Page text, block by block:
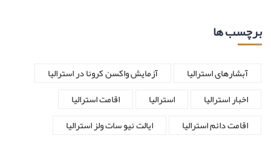
برچسب ها
آبشارهای استرالیا
آزمایش واکسن کرونا در استرالیا
اخبار استرالیا
استرالیا
اقامت استرالیا
اقامت دائم استرالیا
ایالت نیو سات ولز استرالیا